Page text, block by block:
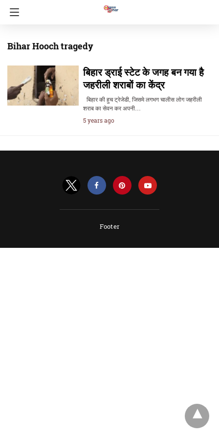
Bihar Hooch tragedy
बिहार ड्राई स्टेट के जगह बन गया है
जहरीली शराबों का केंद्र
बिहार की हुच ट्रेजेडी, जिसमे लगभग चालीस लोग जहरीली
शराब का सेवन कर अपनी…
5 years ago
Footer